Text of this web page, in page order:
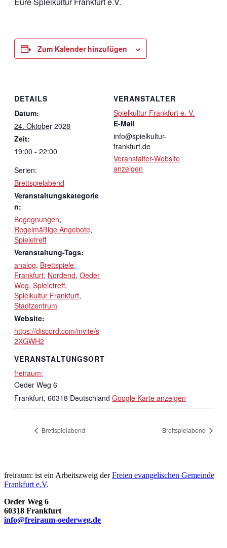
Zum Kalender hinzufügen
DETAILS
Datum:
24. Oktober 2028
Zeit:
19:00 - 22:00
Serien:
Brettspielabend
Veranstaltungskategorie
n:
Begegnungen,
Regelmäßige Angebote,
Spieletreff
Veranstaltung-Tags:
analog, Brettspiele,
Frankfurt, Nordend, Oeder
Weg, Spieletreff,
Spielkultur Frankfurt,
Stadtzentrum
Website:
https://discord.com/invite/s
2XGWH2
VERANSTALTUNGSORT
freiraum:
Oeder Weg 6
Frankfurt, 60318 Deutschland Google Karte anzeigen
VERANSTALTER
Spielkultur Frankfurt e. V.
E-Mail
info@spielkultur-
frankfurt.de
Veranstalter-Website
anzeigen
Brettspielabend Brettspielabend
freiraum: ist ein Arbeitszweig derFreien evangelischen Gemeinde
Frankfurt e.V.
Oeder Weg 6
60318 Frankfurt
info@freiraum-oederweg.de